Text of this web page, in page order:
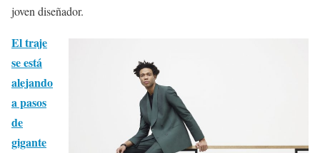
joven diseñador.
El traje
se está
alejando
a pasos
de
gigante